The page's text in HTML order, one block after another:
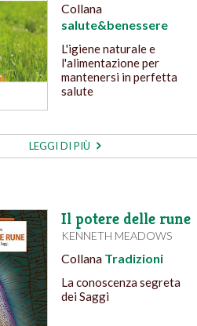
Collana
salute&benessere
L'igiene naturale e
l'alimentazione per
mantenersi in perfetta
salute
LEGGI DI PIÙ
Il potere delle rune
KENNETH MEADOWS
Collana Tradizioni
La conoscenza segreta
dei Saggi